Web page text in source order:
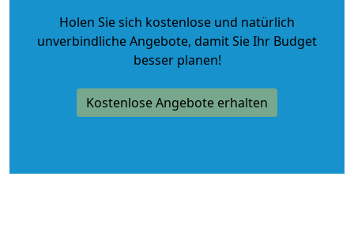
Holen Sie sich kostenlose und natürlich
unverbindliche Angebote, damit Sie Ihr Budget
besser planen!
Kostenlose Angebote erhalten